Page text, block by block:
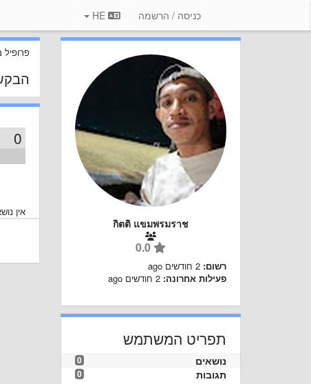
כניסה / הרשמה
0
אין
กิตติ แขมพรมราช
0.0
רשום: 2 חודשים ago
פעילות אחרונה: 2 חודשים ago
תפריט המשתמש
0 נושאים
0 תגובות